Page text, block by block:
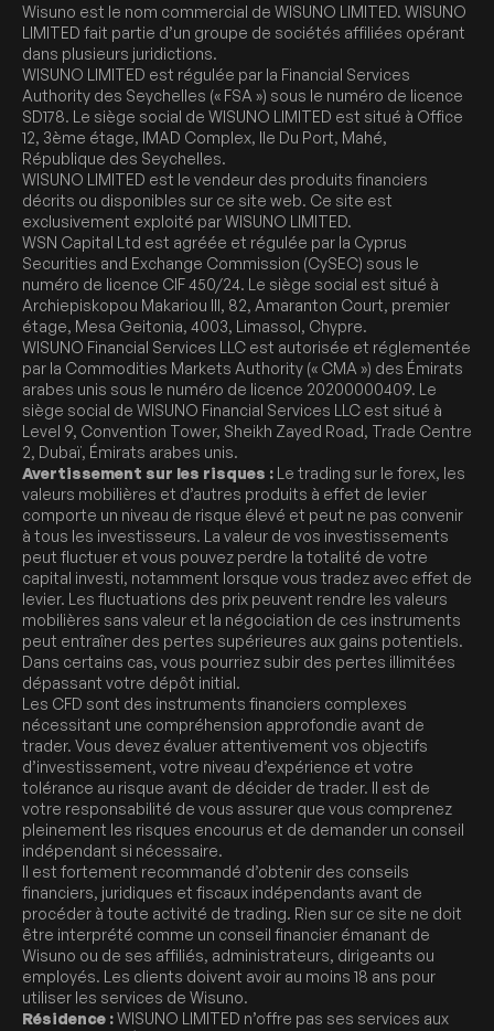
Wisuno est le nom commercial de WISUNO LIMITED. WISUNO
LIMITED fait partie d’un groupe de sociétés affiliées opérant
dans plusieurs juridictions.
WISUNO LIMITED est régulée par la Financial Services
Authority des Seychelles (« FSA ») sous le numéro de licence
SD178. Le siège social de WISUNO LIMITED est situé à Office
12, 3ème étage, IMAD Complex, Ile Du Port, Mahé,
République des Seychelles.
WISUNO LIMITED est le vendeur des produits financiers
décrits ou disponibles sur ce site web. Ce site est
exclusivement exploité par WISUNO LIMITED.
WSN Capital Ltd est agréée et régulée par la Cyprus
Securities and Exchange Commission (CySEC) sous le
numéro de licence CIF 450/24. Le siège social est situé à
Archiepiskopou Makariou III, 82, Amaranton Court, premier
étage, Mesa Geitonia, 4003, Limassol, Chypre.
WISUNO Financial Services LLC est autorisée et réglementée
par la Commodities Markets Authority (« CMA ») des Émirats
arabes unis sous le numéro de licence 20200000409. Le
siège social de WISUNO Financial Services LLC est situé à
Level 9, Convention Tower, Sheikh Zayed Road, Trade Centre
2, Dubaï, Émirats arabes unis.
Avertissement sur les risques : Le trading sur le forex, les
valeurs mobilières et d’autres produits à effet de levier
comporte un niveau de risque élevé et peut ne pas convenir
à tous les investisseurs. La valeur de vos investissements
peut fluctuer et vous pouvez perdre la totalité de votre
capital investi, notamment lorsque vous tradez avec effet de
levier. Les fluctuations des prix peuvent rendre les valeurs
mobilières sans valeur et la négociation de ces instruments
peut entraîner des pertes supérieures aux gains potentiels.
Dans certains cas, vous pourriez subir des pertes illimitées
dépassant votre dépôt initial.
Les CFD sont des instruments financiers complexes
nécessitant une compréhension approfondie avant de
trader. Vous devez évaluer attentivement vos objectifs
d’investissement, votre niveau d’expérience et votre
tolérance au risque avant de décider de trader. Il est de
votre responsabilité de vous assurer que vous comprenez
pleinement les risques encourus et de demander un conseil
indépendant si nécessaire.
Il est fortement recommandé d’obtenir des conseils
financiers, juridiques et fiscaux indépendants avant de
procéder à toute activité de trading. Rien sur ce site ne doit
être interprété comme un conseil financier émanant de
Wisuno ou de ses affiliés, administrateurs, dirigeants ou
employés. Les clients doivent avoir au moins 18 ans pour
utiliser les services de Wisuno.
Résidence :WISUNO LIMITED n’offre pas ses services aux